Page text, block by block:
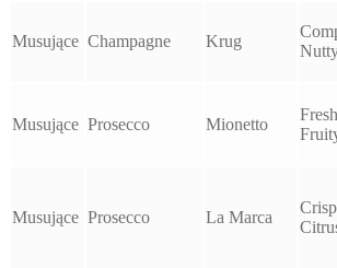
Musujące Champagne Krug
Musujące Prosecco Mionetto
Musujące Prosecco La Marca